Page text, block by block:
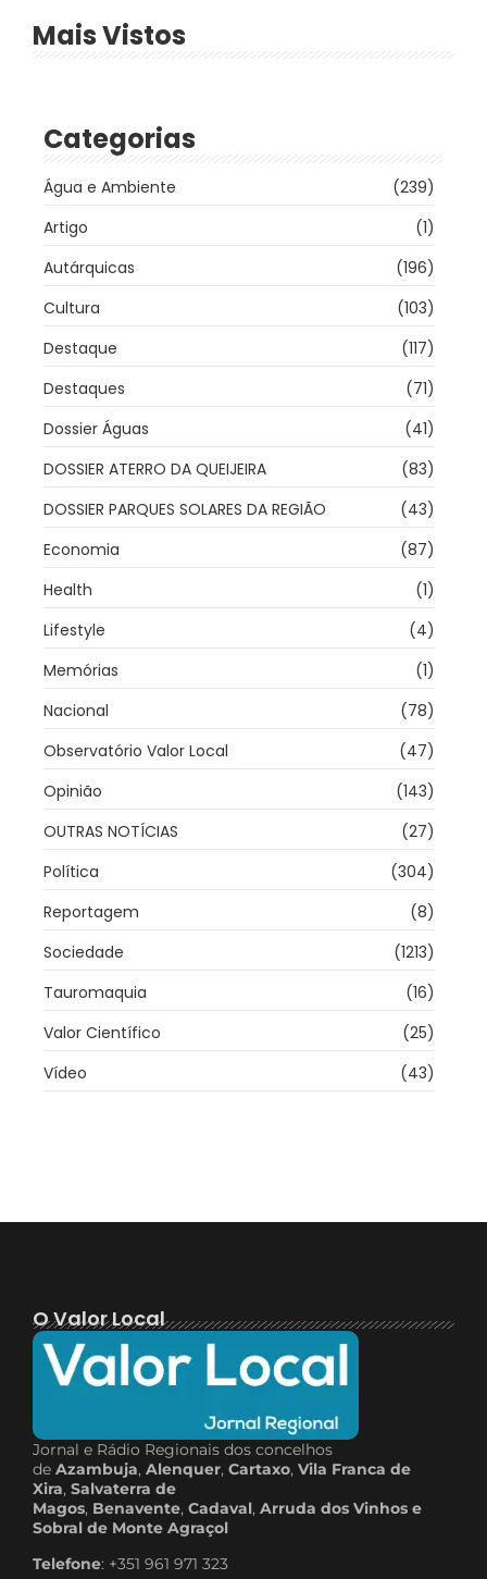
Mais Vistos
Categorias
Água e Ambiente
(239)
Artigo
(1)
Autárquicas
(196)
Cultura
(103)
Destaque
(117)
Destaques
(71)
Dossier Águas
(41)
DOSSIER ATERRO DA QUEIJEIRA
(83)
DOSSIER PARQUES SOLARES DA REGIÃO
(43)
Economia
(87)
Health
(1)
Lifestyle
(4)
Memórias
(1)
Nacional
(78)
Observatório Valor Local
(47)
Opinião
(143)
OUTRAS NOTÍCIAS
(27)
Política
(304)
Reportagem
(8)
Sociedade
(1213)
Tauromaquia
(16)
Valor Científico
(25)
Vídeo
(43)
O Valor Local
Jornal e Rádio Regionais dos concelhos
de Azambuja, Alenquer, Cartaxo, Vila Franca de
Xira, Salvaterra de
Magos, Benavente, Cadaval, Arruda dos Vinhos e
Sobral de Monte Agraçol
Telefone: +351 961 971 323